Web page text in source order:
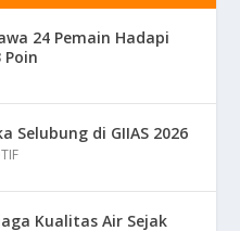
24 Pemain Hadapi
Poin
Selubung di GIIAS 2026
Kualitas Air Sejak